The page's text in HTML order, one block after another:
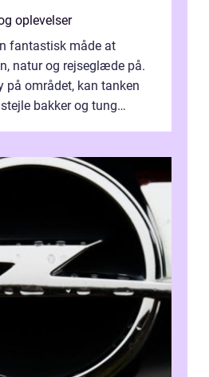
oplevelser
fantastisk måde at
natur og rejseglæde på.
på området, kan tanken
bakker og tung